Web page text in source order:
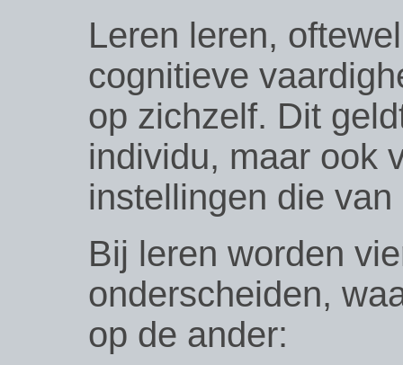
Leren leren,
cognitieve
op zichzelf. Dit
individu, maar ook
instellingen die
Bij leren worden
onderscheiden,
op de ander: